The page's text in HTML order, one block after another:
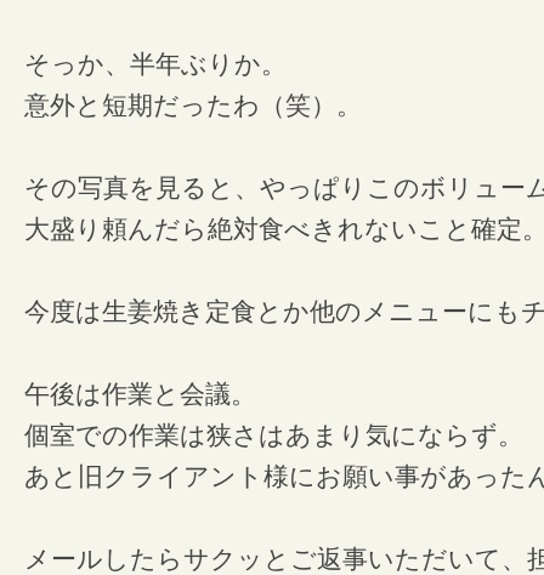
そっか、半年ぶりか。
意外と短期だったわ（笑）。
その写真を見ると、やっぱりこのボリュー
大盛り頼んだら絶対食べきれないこと確定
今度は生姜焼き定食とか他のメニューにも
午後は作業と会議。
個室での作業は狭さはあまり気にならず。
あと旧クライアント様にお願い事があった
メールしたらサクッとご返事いただいて、